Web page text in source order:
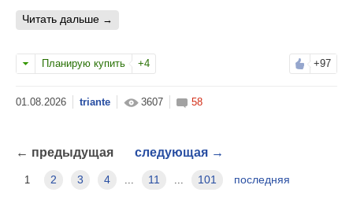
читать дальше
Планирую купить +4 +97
triante 3607 58
← предыдущая следующая →
1 2 3 4 ... 11 ... 101 последняя